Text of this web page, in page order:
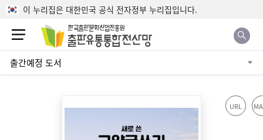
본문으로 바로가기
이 누리집은 대한민국 공식 전자정부 누리집입니다.
출간예정 도서
URL